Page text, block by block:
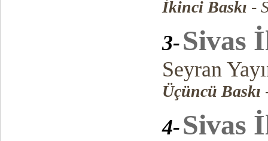
İkinci Baskı -
3-Sivas
Seyran
Üçüncü Baskı
4-Sivas